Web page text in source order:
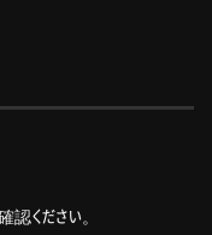
ください。